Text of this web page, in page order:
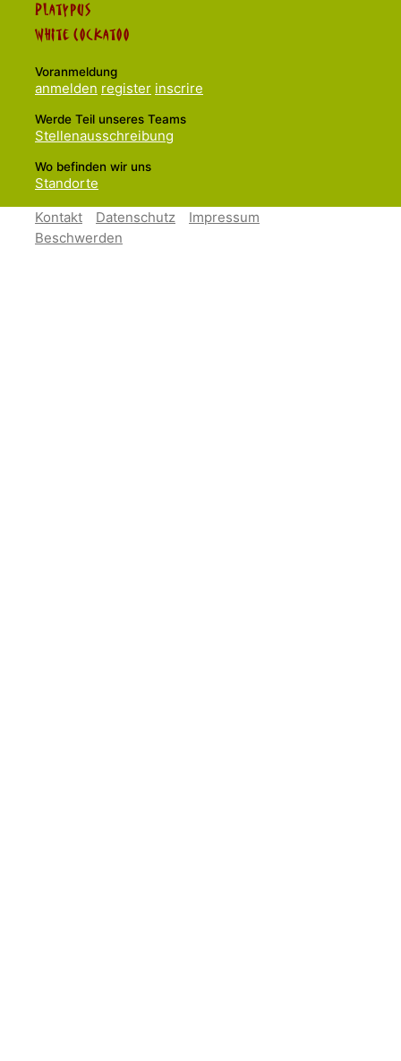
Platypus
White Cockatoo
Voranmeldung
anmelden register inscrire
Werde Teil unseres Teams
Stellenausschreibung
Wo befinden wir uns
Standorte
Kontakt
Datenschutz
Impressum
Beschwerden